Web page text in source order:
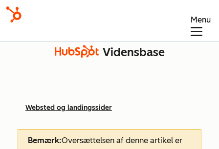
Menu
Vidensbase
Websted og landingssider
Bemærk:Oversættelsen af denne artikel er